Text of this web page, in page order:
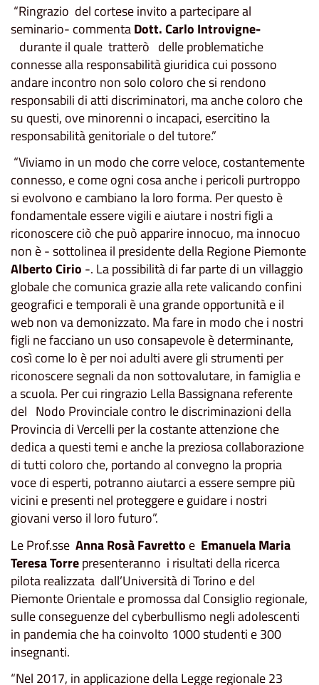
“Ringrazio del cortese invito a partecipare al
seminario- commentaDott. Carlo Introvigne-
durante il quale tratterò delle problematiche
connesse alla responsabilità giuridica cui possono
andare incontro non solo coloro che si rendono
responsabili di atti discriminatori, ma anche coloro che
su questi, ove minorenni o incapaci, esercitino la
responsabilità genitoriale o del tutore.”
“Viviamo in un modo che corre veloce, costantemente
connesso, e come ogni cosa anche i pericoli purtroppo
si evolvono e cambiano la loro forma. Per questo è
fondamentale essere vigili e aiutare i nostri figli a
riconoscere ciò che può apparire innocuo, ma innocuo
non è - sottolinea il presidente della Regione Piemonte
Alberto Cirio -. La possibilità di far parte di un villaggio
globale che comunica grazie alla rete valicando confini
geografici e temporali è una grande opportunità e il
web non va demonizzato. Ma fare in modo che i nostri
figli ne facciano un uso consapevole è determinante,
così come lo è per noi adulti avere gli strumenti per
riconoscere segnali da non sottovalutare, in famiglia e
a scuola. Per cui ringrazio Lella Bassignana referente
del Nodo Provinciale contro le discriminazioni della
Provincia di Vercelli per la costante attenzione che
dedica a questi temi e anche la preziosa collaborazione
di tutti coloro che, portando al convegno la propria
voce di esperti, potranno aiutarci a essere sempre più
vicini e presenti nel proteggere e guidare i nostri
giovani verso il loro futuro”.
Le Prof.sse Anna Rosà Favretto e Emanuela Maria
Teresa Torrepresenteranno i risultati della ricerca
pilota realizzata dall’Università di Torino e del
Piemonte Orientale e promossa dal Consiglio regionale,
sulle conseguenze del cyberbullismo negli adolescenti
in pandemia che ha coinvolto 1000 studenti e 300
insegnanti.
“Nel 2017, in applicazione della Legge regionale 23